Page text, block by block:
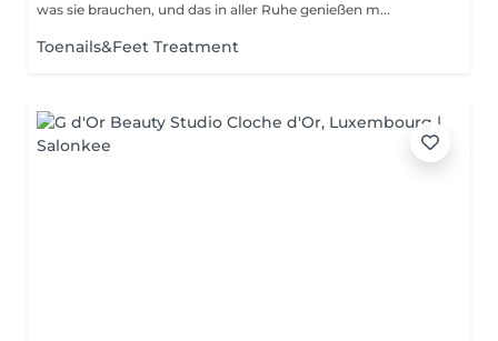
was sie brauchen, und das in aller Ruhe genießen m...
Toenails&Feet Treatment